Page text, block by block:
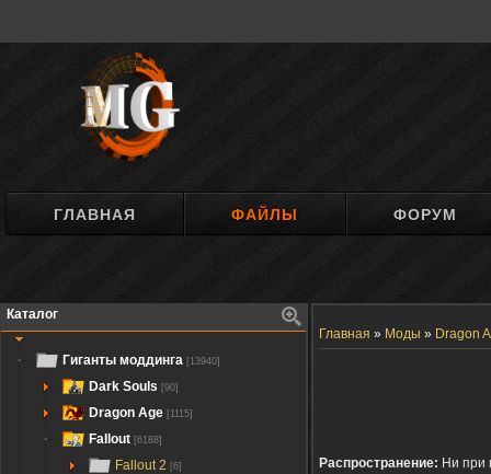
ГЛАВНАЯ ФАЙЛЫ ФОРУМ
Каталог
Гиганты моддинга [13940]
Dark Souls [90]
Dragon Age [1115]
Fallout [6188]
Fallout 2 [6]
Главная » Моды » Dragon
Распространение: Ни при